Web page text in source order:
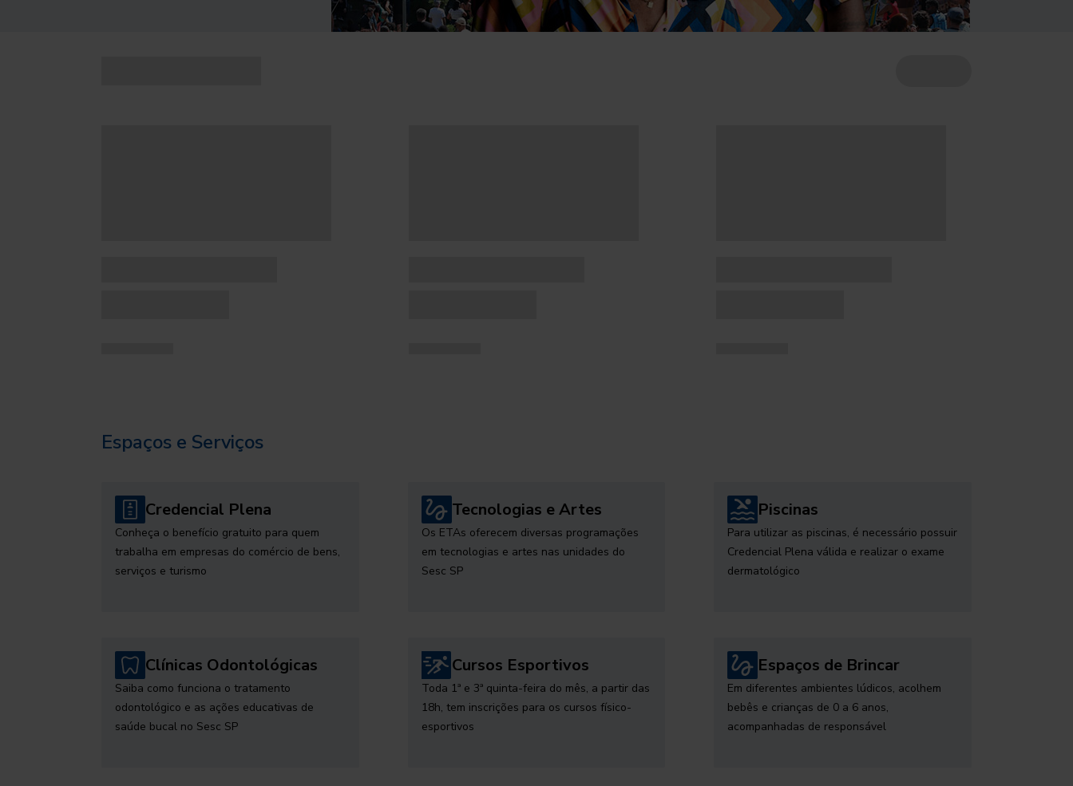
Espaços e Serviços
Credencial Plena
Conheça o benefício gratuito para quem
trabalha em empresas do comércio de bens,
serviços e turismo
Tecnologias e Artes
Os ETAs oferecem diversas programações
em tecnologias e artes nas unidades do
Sesc SP
Piscinas
Para utilizar as piscinas, é necessário possuir
Credencial Plena válida e realizar o exame
dermatológico
Clínicas Odontológicas
Saiba como funciona o tratamento
odontológico e as ações educativas de
saúde bucal no Sesc SP
Cursos Esportivos
Toda 1ª e 3ª quinta-feira do mês, a partir das
18h, tem inscrições para os cursos físico-
esportivos
Espaços de Brincar
Em diferentes ambientes lúdicos, acolhem
bebês e crianças de 0 a 6 anos,
acompanhadas de responsável